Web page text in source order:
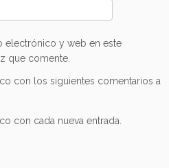
electrónico y web en este
que comente.
con los siguientes comentarios a
con cada nueva entrada.